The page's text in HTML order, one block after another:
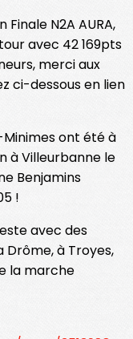
N2A AURA,
avec 42 169pts
merci aux
ci-dessous en lien
ont été à
à Villeurbanne le
Benjamins
!
avec des
Drôme, à Troyes,
la marche